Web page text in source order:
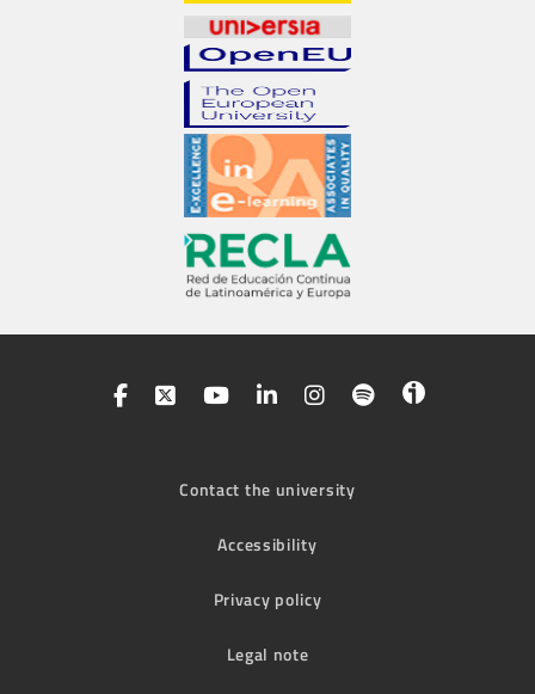
Contact the university
Accessibility
Privacy policy
Legal note